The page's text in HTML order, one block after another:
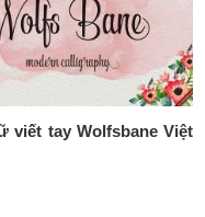
viết tay Wolfsbane Việt